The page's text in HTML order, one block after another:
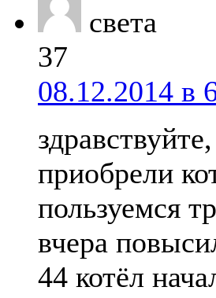
света
37
08.12.2014 в
приобрели
пользуемся
вчера
44 котёл